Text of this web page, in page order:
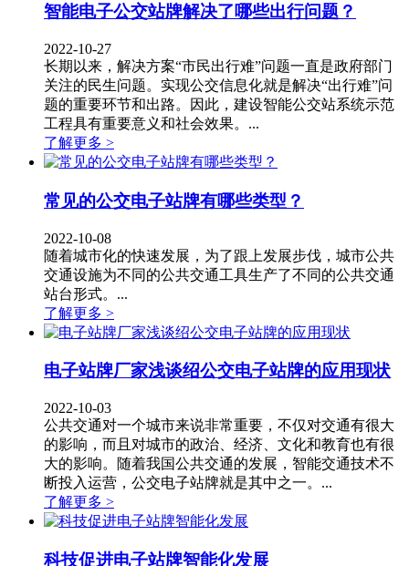
智能电子公交站牌解决了哪些出行问题？
2022-10-27
长期以来，解决方案“市民出行难”问题一直是政府部门
关注的民生问题。实现公交信息化就是解决“出行难”问
题的重要环节和出路。因此，建设智能公交站系统示范
工程具有重要意义和社会效果。...
了解更多 >
常见的公交电子站牌有哪些类型？
2022-10-08
​随着城市化的快速发展，为了跟上发展步伐，城市公共
交通设施为不同的公共交通工具生产了不同的公共交通
站台形式。...
了解更多 >
电子站牌厂家浅谈绍公交电子站牌的应用现状
2022-10-03
​公共交通对一个城市来说非常重要，不仅对交通有很大
的影响，而且对城市的政治、经济、文化和教育也有很
大的影响。随着我国公共交通的发展，智能交通技术不
断投入运营，公交电子站牌就是其中之一。...
了解更多 >
科技促进电子站牌智能化发展